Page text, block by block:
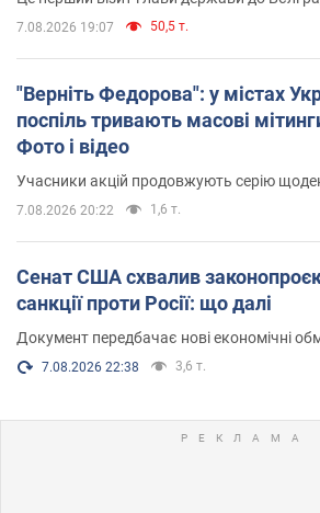
7.08.2026 19:07 50,5 т.
"Верніть Федорова": у містах
поспіль тривають масові
Фото і відео
Учасники акцій продовжують серію
7.08.2026 20:22 1,6 т.
Сенат США схвалив
санкції проти Росії: що далі
Документ передбачає нові економічні
7.08.2026 22:38 3,6 т.